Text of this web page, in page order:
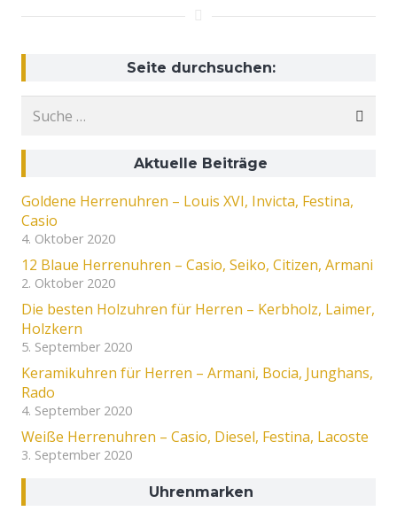
Seite durchsuchen:
nach:
Aktuelle Beiträge
Goldene Herrenuhren – Louis XVI, Invicta, Festina,
Casio
4. Oktober 2020
12 Blaue Herrenuhren – Casio, Seiko, Citizen, Armani
2. Oktober 2020
Die besten Holzuhren für Herren – Kerbholz, Laimer,
Holzkern
5. September 2020
Keramikuhren für Herren – Armani, Bocia, Junghans,
Rado
4. September 2020
Weiße Herrenuhren – Casio, Diesel, Festina, Lacoste
3. September 2020
Uhrenmarken